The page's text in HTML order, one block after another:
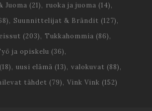
Juoma (21) ruoka ja juoma (14)
Suunnittelijat & Brändit (127)
(203) Tukkahommia (86)
ja opiskelu (36)
(18) uusi elämä (13) valokuvat (88)
tähdet (79) Vink Vink (152)